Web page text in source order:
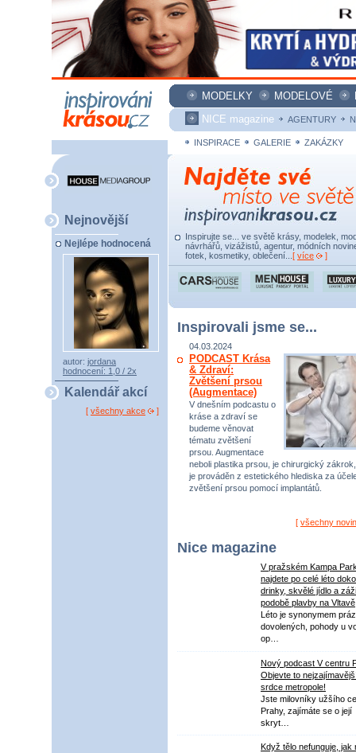
MODELKY MODELOVÉ
NICE magazine
AGENTURY
INSPIRACE GALERIE ZAKÁZKY
Nejnovější
Nejlépe hodnocená
autor: jordana
hodnocení: 1,0 / 2x
Kalendář akcí
[ všechny akce ]
Inspirujte se... ve světě krásy, modelek,
návrhářů, vizážistů, agentur, módních
fotek, kosmetiky, oblečení... [ více ]
Inspirovali jsme se...
04.03.2024
PODCAST Krása
& Zdraví:
Zvětšení prsou
(Augmentace)
V dnešním podcastu o
kráse a zdraví se
budeme věnovat
tématu zvětšení
prsou. Augmentace
neboli plastika prsou, je chirurgický
je prováděn z estetického hlediska za
zvětšení prsou pomocí implantátů.
[ všechny
Nice magazine
V pražském Kampa
najdete po celé léto
drinky, skvělé jídlo a
podobě plavby na Vltavě
Léto je synonymem
dovolených, pohody u
op…
Nový podcast V centru
Objevte to
srdce metropole!
Jste milovníky užšího
Prahy, zajímáte se o její
skryt…
Když tělo nefunguje, jak